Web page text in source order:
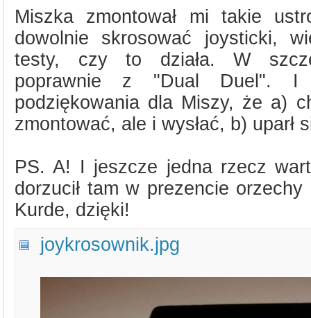
Miszka zmontował mi takie
dowolnie skrosować joysticki,
testy, czy to działa. W
poprawnie z "Dual Duel". I
podziękowania dla Miszy, że a)
zmontować, ale i wysłać, b) uparł
PS. A! I jeszcze jedna rzecz
dorzucił tam w prezencie
Kurde, dzięki!
joykrosownik.jpg